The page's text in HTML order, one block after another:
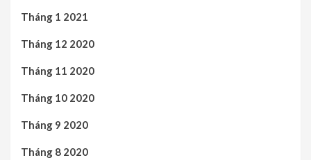
Tháng 1 2021
Tháng 12 2020
Tháng 11 2020
Tháng 10 2020
Tháng 9 2020
Tháng 8 2020